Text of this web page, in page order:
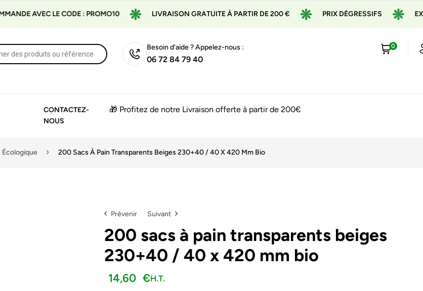
LE CODE : PROMO10 LIVRAISON GRATUITE À PARTIR DE 200 € PRIX DÉGRESSIFS EXPÉDITION
Besoin d'aide ? Appelez-nous :
06 72 84 79 40
0
CONTACTEZ-
NOUS
🎁 Profitez de notre Livraison offerte à partir de 200€
Écologique 200 Sacs À Pain Transparents Beiges 230+40 / 40 X 420 Mm Bio
Prévenir
10,80€H.T.
Suivant
13,20€H.T.
200 sacs à pain transparents beiges
230+40 / 40 x 420 mm bio
14,60 €H.T.